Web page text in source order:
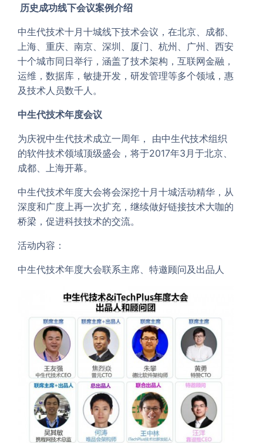
历史成功线下会议案例介绍
中生代技术十月十城线下技术会议，在北京、成都、
上海、重庆、南京、深圳、厦门、杭州、广州、西安
十个城市同日举行，涵盖了技术架构，互联网金融，
运维，数据库，敏捷开发，研发管理等多个领域，惠
及技术人员数千人。
中生代技术年度会议
为庆祝中生代技术成立一周年， 由中生代技术组织
的软件技术领域顶级盛会，将于2017年3月于北京、
成都、上海开幕。
中生代技术年度大会将会深挖十月十城活动精华，从
深度和广度上再一次扩充，继续做好链接技术大咖的
桥梁，促进科技技术的交流。
活动内容：
中生代技术年度大会联系主席、特邀顾问及出品人